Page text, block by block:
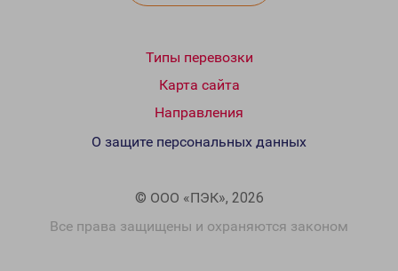
Типы перевозки
Карта сайта
Направления
© ООО «ПЭК», 2026
Все права защищены и охраняются законом
О защите персональных данных